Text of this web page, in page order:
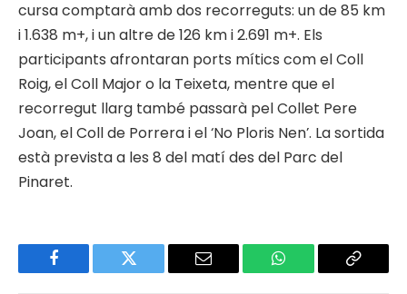
cursa comptarà amb dos recorreguts: un de 85 km
i 1.638 m+, i un altre de 126 km i 2.691 m+. Els
participants afrontaran ports mítics com el Coll
Roig, el Coll Major o la Teixeta, mentre que el
recorregut llarg també passarà pel Collet Pere
Joan, el Coll de Porrera i el ‘No Ploris Nen’. La sortida
està prevista a les 8 del matí des del Parc del
Pinaret.
Facebook Twitter Email WhatsApp Copy